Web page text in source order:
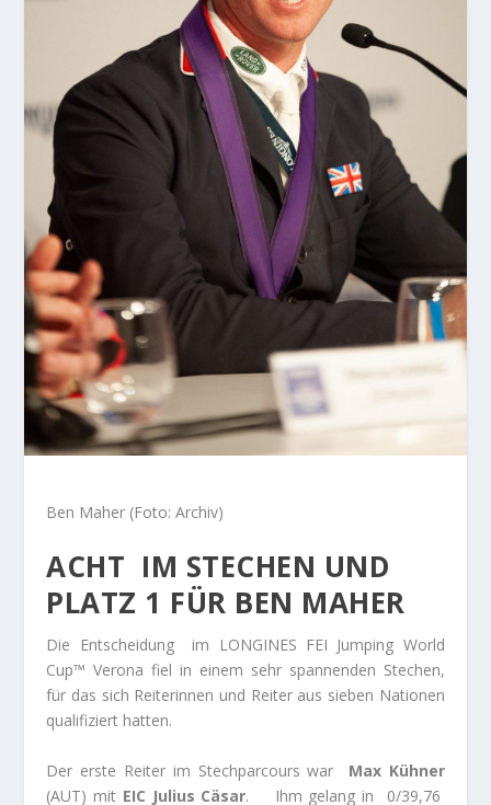
Ben Maher (Foto: Archiv)
ACHT IM STECHEN UND
PLATZ 1 FÜR BEN MAHER
Die Entscheidung im LONGINES FEI Jumping World
Cup™ Verona fiel in einem sehr spannenden Stechen,
für das sich Reiterinnen und Reiter aus sieben Nationen
qualifiziert hatten.
Der erste Reiter im Stechparcours war Max Kühner
(AUT) mit EIC Julius Cäsar. Ihm gelang in 0/39,76